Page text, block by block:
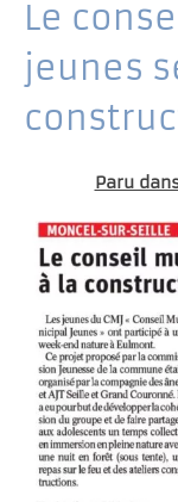
Le
jeunes
Paru